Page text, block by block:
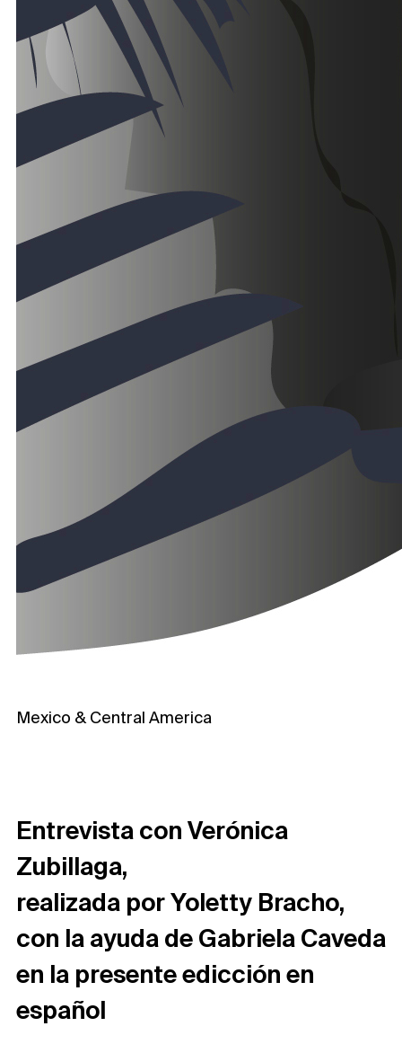
Mexico & Central America
Entrevista con Verónica
Zubillaga,
realizada por Yoletty Bracho,
con la ayuda de Gabriela Caveda
en la presente edicción en
español